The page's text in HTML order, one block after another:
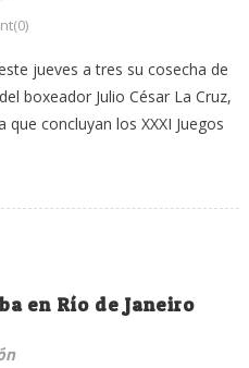
jueves a tres su cosecha de
boxeador Julio César La Cruz,
concluyan los XXXI Juegos
en Río de Janeiro